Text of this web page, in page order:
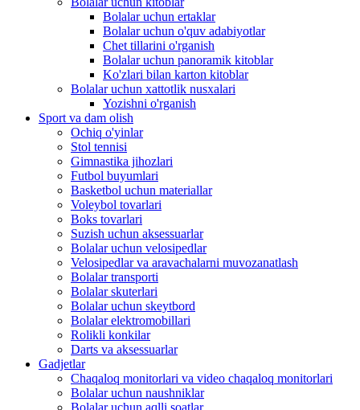
Bolalar uchun ertaklar
Bolalar uchun o'quv adabiyotlar
Chet tillarini o'rganish
Bolalar uchun panoramik kitoblar
Ko'zlari bilan karton kitoblar
Bolalar uchun xattotlik nusxalari
Yozishni o'rganish
Sport va dam olish
Ochiq o'yinlar
Stol tennisi
Gimnastika jihozlari
Futbol buyumlari
Basketbol uchun materiallar
Voleybol tovarlari
Boks tovarlari
Suzish uchun aksessuarlar
Bolalar uchun velosipedlar
Velosipedlar va aravachalarni muvozanatlash
Bolalar transporti
Bolalar skuterlari
Bolalar uchun skeytbord
Bolalar elektromobillari
Rolikli konkilar
Darts va aksessuarlar
Gadjetlar
Chaqaloq monitorlari va video chaqaloq monitorlari
Bolalar uchun naushniklar
Bolalar uchun aqlli soatlar